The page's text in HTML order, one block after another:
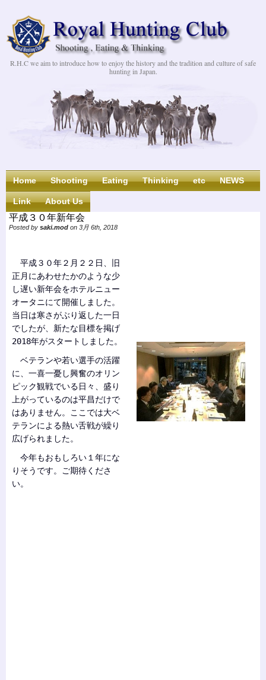
R.H.C we aim to introduce how to enjoy the history and the tradition and culture of safe
hunting in Japan.
Home Shooting Eating Thinking etc NEWS
Link About Us
平成３０年新年会
Posted by saki.mod on 3月 6th, 2018
平成３０年２月２２日、旧
正月にあわせたかのような少
し遅い新年会をホテルニュー
オータニにて開催しました。
当日は寒さがぶり返した一日
でしたが、新たな目標を掲げ
2018年がスタートしました。
ベテランや若い選手の活躍
に、一喜一憂し興奮のオリン
ピック観戦でいる日々、盛り
上がっているのは平昌だけで
はありません。ここでは大ベ
テランによる熱い舌戦が繰り
広げられました。
今年もおもしろい１年にな
りそうです。ご期待くださ
い。